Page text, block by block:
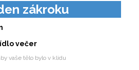
zákroku
večer
vaše tělo bylo v klidu